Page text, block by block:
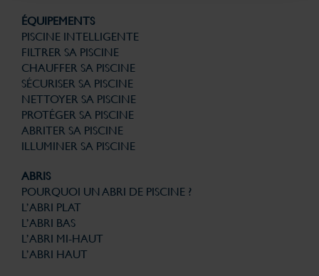
ÉQUIPEMENTS
PISCINE INTELLIGENTE
FILTRER SA PISCINE
CHAUFFER SA PISCINE
SÉCURISER SA PISCINE
NETTOYER SA PISCINE
PROTÉGER SA PISCINE
ABRITER SA PISCINE
ILLUMINER SA PISCINE
ABRIS
POURQUOI UN ABRI DE PISCINE ?
L’ABRI PLAT
L’ABRI BAS
L’ABRI MI-HAUT
L’ABRI HAUT